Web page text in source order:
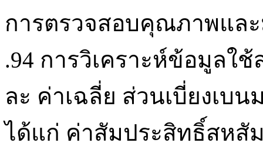
การตรวจสอบคุณภาพแล
.94 การวิเคราะห์ข้อมูลใ
ละ ค่าเฉลี่ย ส่วนเบี่ยงเบ
ได้แก่ ค่าสัมประสิทธิ์สหสั